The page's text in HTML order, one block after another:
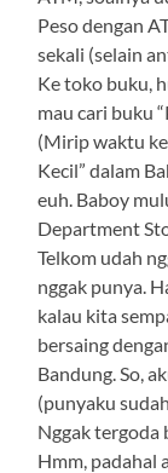
Peso dengan
sekali (selain
Ke toko buku,
mau cari buku
(Mirip waktu
Kecil” dalam
euh. Baboy
Department
Telkom udah
nggak punya.
kalau kita
bersaing
Bandung. So,
(punyaku
Nggak tergoda
Hmm, padahal